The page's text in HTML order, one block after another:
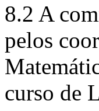
8.2 A
pelos
curso de